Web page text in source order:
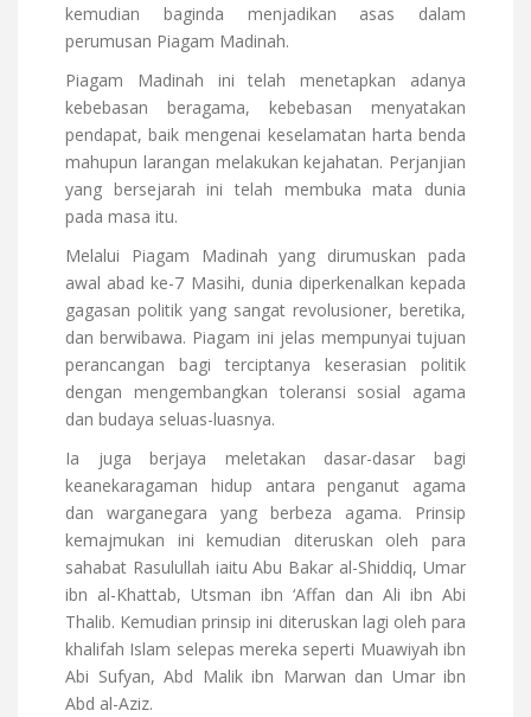
kemudian baginda menjadikan asas dalam
perumusan Piagam Madinah.
Piagam Madinah ini telah menetapkan adanya
kebebasan beragama, kebebasan menyatakan
pendapat, baik mengenai keselamatan harta benda
mahupun larangan melakukan kejahatan. Perjanjian
yang bersejarah ini telah membuka mata dunia
pada masa itu.
Melalui Piagam Madinah yang dirumuskan pada
awal abad ke-7 Masihi, dunia diperkenalkan kepada
gagasan politik yang sangat revolusioner, beretika,
dan berwibawa. Piagam ini jelas mempunyai tujuan
perancangan bagi terciptanya keserasian politik
dengan mengembangkan toleransi sosial agama
dan budaya seluas-luasnya.
Ia juga berjaya meletakan dasar-dasar bagi
keanekaragaman hidup antara penganut agama
dan warganegara yang berbeza agama. Prinsip
kemajmukan ini kemudian diteruskan oleh para
sahabat Rasulullah iaitu Abu Bakar al-Shiddiq, Umar
ibn al-Khattab, Utsman ibn ‘Affan dan Ali ibn Abi
Thalib. Kemudian prinsip ini diteruskan lagi oleh para
khalifah Islam selepas mereka seperti Muawiyah ibn
Abi Sufyan, Abd Malik ibn Marwan dan Umar ibn
Abd al-Aziz.